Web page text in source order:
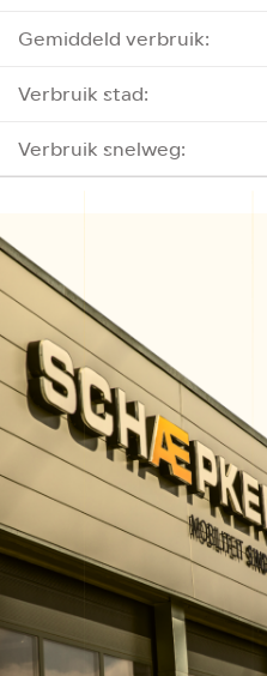
Gemiddeld verbruik:
Verbruik stad:
Verbruik snelweg: